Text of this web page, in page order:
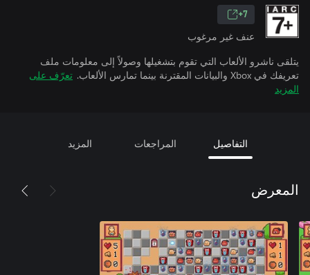
7+
عنف غير مرغوب
يتلقى ناشرو الألعاب التي تقوم بتشغيلها وصولاً إلى معلومات ملف
تعريفك في Xbox والبيانات المقترنة بينما تمارس الألعاب.
تعرّف على
المزيد
التفاصيل المراجعات المزيد
المعرض